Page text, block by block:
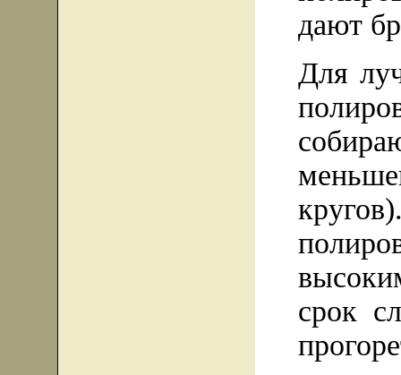
дают
Для
срок